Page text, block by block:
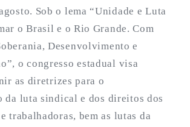
Sob o lema “Unidade e Luta
o Brasil e o Rio Grande. Com
Desenvolvimento e
o congresso estadual visa
as diretrizes para o
da luta sindical e dos direitos dos
trabalhadoras, bem as lutas da